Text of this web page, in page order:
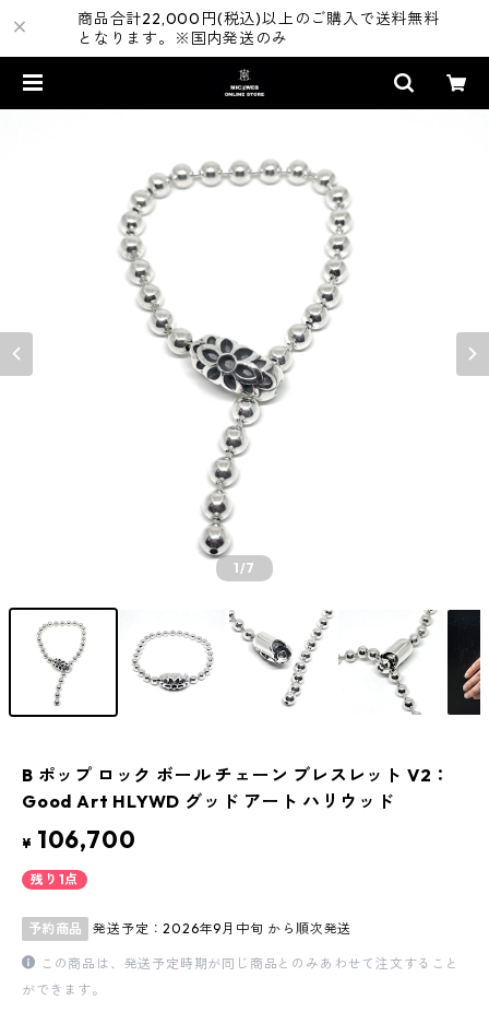
商品合計22,000円(税込)以上のご購入で送料無料
となります。※国内発送のみ
1/7
B ポップ ロック ボール チェーン ブレスレット V2：
Good Art HLYWD グッド アート ハリウッド
¥ 106,700
残り1点
予約商品 発送予定：2026年9月中旬 から順次発送
この商品は、発送予定時期が同じ商品とのみあわせて注文すること
ができます。